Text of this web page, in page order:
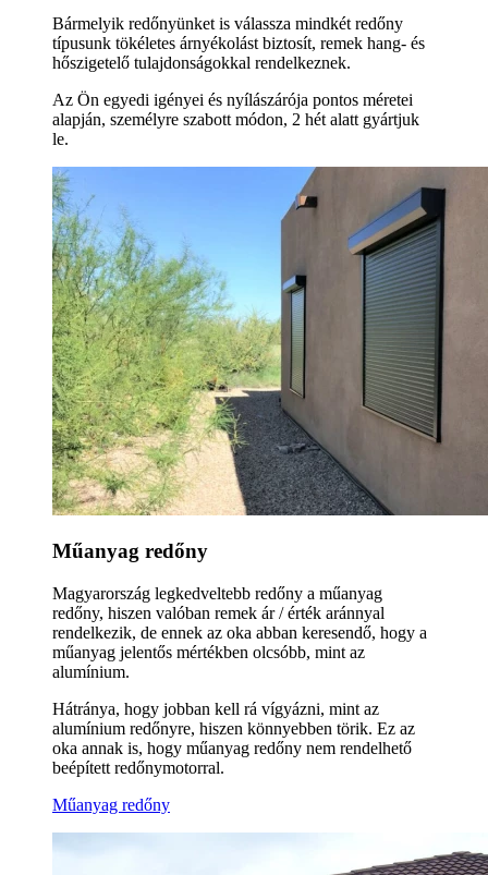
Bármelyik redőnyünket is válassza mindkét redőny
típusunk tökéletes árnyékolást biztosít, remek hang- és
hőszigetelő tulajdonságokkal rendelkeznek.
Az Ön egyedi igényei és nyílászárója pontos méretei
alapján, személyre szabott módon, 2 hét alatt gyártjuk
le.
Műanyag redőny
Magyarország legkedveltebb redőny a műanyag
redőny, hiszen valóban remek ár / érték aránnyal
rendelkezik, de ennek az oka abban keresendő, hogy a
műanyag jelentős mértékben olcsóbb, mint az
alumínium.
Hátránya, hogy jobban kell rá vígyázni, mint az
alumínium redőnyre, hiszen könnyebben törik. Ez az
oka annak is, hogy műanyag redőny nem rendelhető
beépített redőnymotorral.
Műanyag redőny